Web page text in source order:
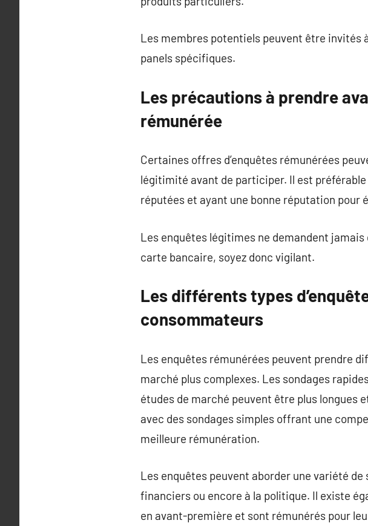
Les membres potentiels peuvent être invités
panels spécifiques.
Les précautions à prendre
rémunérée
Certaines offres d’enquêtes rémunérées
légitimité avant de participer. Il est
réputées et ayant une bonne réputation pour
Les enquêtes légitimes ne demandent
carte bancaire, soyez donc vigilant.
Les différents types
consommateurs
Les enquêtes rémunérées peuvent prendre
marché plus complexes. Les sondages
études de marché peuvent être plus longues
avec des sondages simples offrant une
meilleure rémunération.
Les enquêtes peuvent aborder une variété
financiers ou encore à la politique. Il existe
en avant-première et sont rémunérés pour